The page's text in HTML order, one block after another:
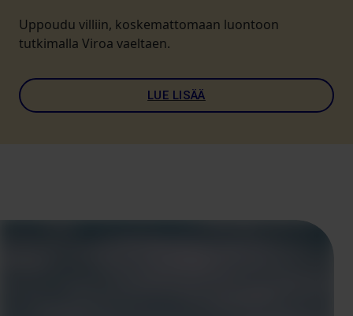
Uppoudu villiin, koskemattomaan luontoon
tutkimalla Viroa vaeltaen.
LUE LISÄÄ